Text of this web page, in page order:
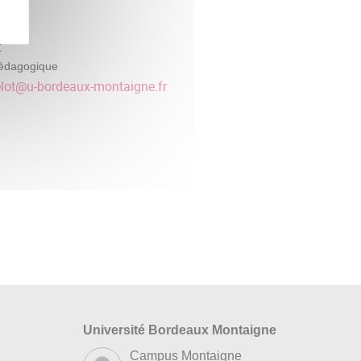
@u-bordeaux-montaigne.fr
Université Bordeaux Montaigne
Campus Montaigne